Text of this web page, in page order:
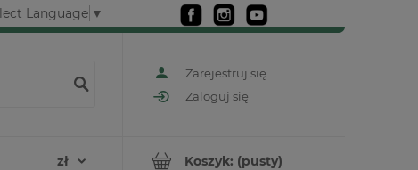
Language ▼
Zarejestruj się
Zaloguj się
Koszyk: (pusty)